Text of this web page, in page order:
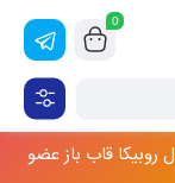
0
روبیکا قاب باز عضو